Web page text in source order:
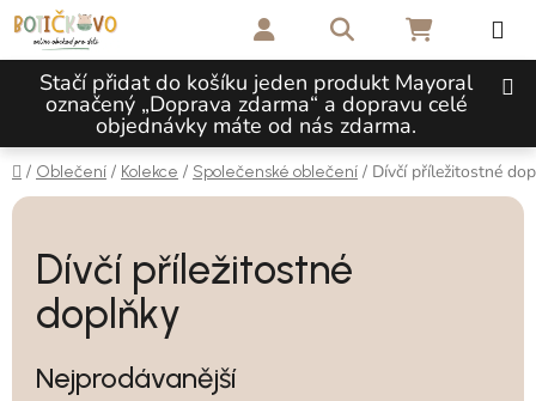
Přejít na obsah
Stačí přidat do košíku jeden produkt Mayoral
označený „Doprava zdarma“ a dopravu celé
objednávky máte od nás zdarma.
Hledat NÁKUPNÍ
Domů
/ Oblečení / Kolekce / Společenské oblečení / Dívčí příležitostné
Dívčí příležitostné
doplňky
Nejprodávanější